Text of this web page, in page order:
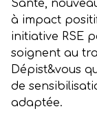
Santé,
à impact
initiative RSE
soignent au
Dépist&vous
de
adaptée.